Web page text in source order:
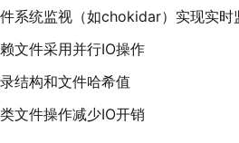
件系统监视（如chokidar）实现实时
赖文件采用并行IO操作
录结构和文件哈希值
文件操作减少IO开销